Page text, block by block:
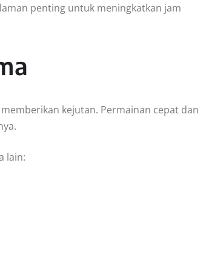
penting untuk meningkatkan jam
kejutan. Permainan cepat dan
lain: